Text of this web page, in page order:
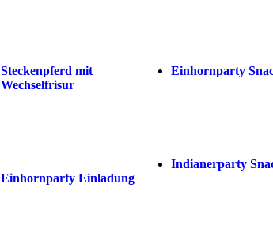
Steckenpferd mit
Wechselfrisur
Einhornparty Einladung
Einhornparty
Indianerparty